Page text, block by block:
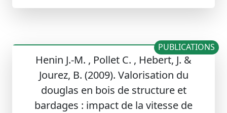
Henin J.-M. , Pollet C. , Hebert, J. &
Jourez, B. (2009). Valorisation du
douglas en bois de structure et
bardages : impact de la vitesse de
PUBLICATIONS